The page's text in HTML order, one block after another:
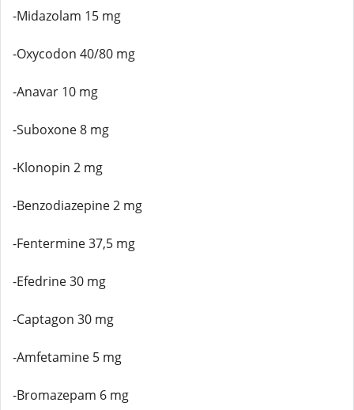
-Midazolam 15 mg
-Oxycodon 40/80 mg
-Anavar 10 mg
-Suboxone 8 mg
-Klonopin 2 mg
-Benzodiazepine 2 mg
-Fentermine 37,5 mg
-Efedrine 30 mg
-Captagon 30 mg
-Amfetamine 5 mg
-Bromazepam 6 mg